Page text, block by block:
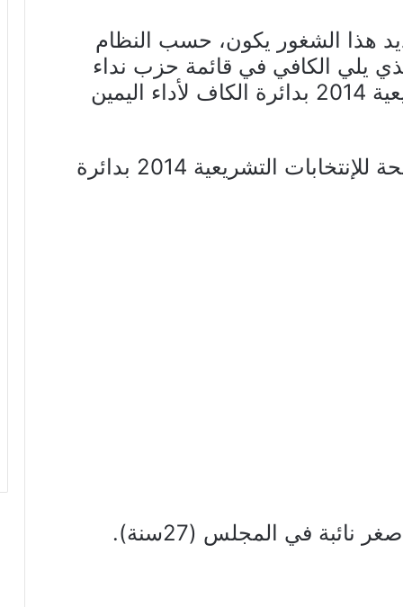
هذا الشغور يكون، حسب النظام
يلي الكافي في قائمة حزب نداء
تونس المترشحة للانتخابات التشريعية 2014 بدائرة الكاف لأداء اليمين
ويذكر أن قائمة نداء تونس المترشحة للإنتخابات التشريعية 2014 بدائرة
في المجلس (27سنة).